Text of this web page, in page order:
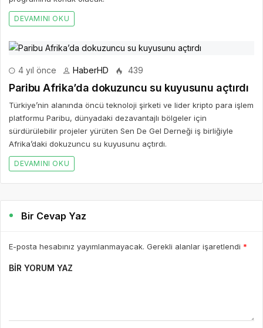
DEVAMINI OKU
4 yıl önce HaberHD 439
Paribu Afrika’da dokuzuncu su kuyusunu açtırdı
Türkiye’nin alanında öncü teknoloji şirketi ve lider kripto para işlem
platformu Paribu, dünyadaki dezavantajlı bölgeler için
sürdürülebilir projeler yürüten Sen De Gel Derneği iş birliğiyle
Afrika’daki dokuzuncu su kuyusunu açtırdı.
DEVAMINI OKU
Bir Cevap Yaz
E-posta hesabınız yayımlanmayacak. Gerekli alanlar işaretlendi *
BIR YORUM YAZ